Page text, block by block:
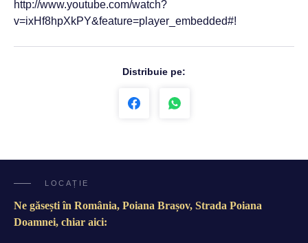
http://www.youtube.com/watch?
v=ixHf8hpXkPY&feature=player_embedded#!
Distribuie pe:
LOCAȚIE
Ne găsești în România, Poiana Brașov, Strada Poiana
Doamnei, chiar aici: